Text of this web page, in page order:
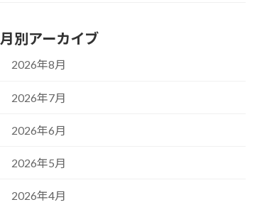
月別アーカイブ
2026年8月
2026年7月
2026年6月
2026年5月
2026年4月